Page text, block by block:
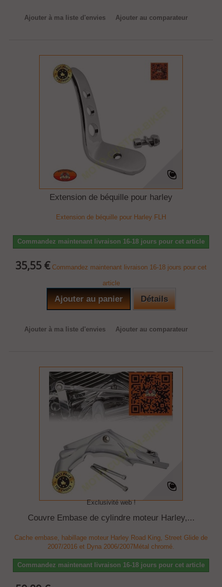
Ajouter à ma liste d'envies Ajouter au comparateur
Extension de béquille pour harley
Extension de béquille pour Harley FLH
Commandez maintenant livraison 16-18 jours pour cet article
35,55 € Commandez maintenant livraison 16-18 jours pour cet
article
Ajouter au panier Détails
Ajouter à ma liste d'envies Ajouter au comparateur
Exclusivité web !
Couvre Embase de cylindre moteur Harley,...
Cache embase, habillage moteur Harley Road King, Street Glide de
2007/2016 et Dyna 2006/2007Métal chromé.
Commandez maintenant livraison 16-18 jours pour cet article